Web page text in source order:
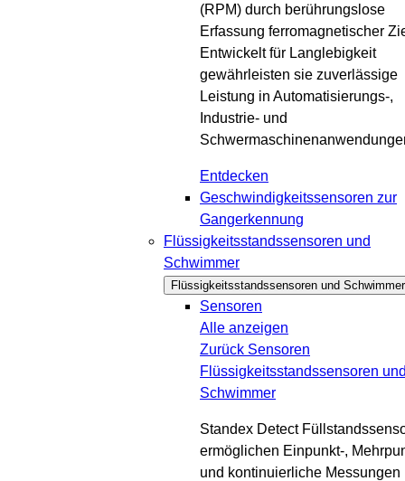
(RPM) durch berührungslose
Erfassung ferromagnetischer
Entwickelt für Langlebigkeit
gewährleisten sie zuverlässige
Leistung in Automatisierungs-,
Industrie- und
Entdecken
Geschwindigkeitssensoren zur
Gangerkennung
Flüssigkeitsstandssensoren und
Schwimmer
Flüssigkeitsstandssensoren und Schwimmer
Sensoren
Alle anzeigen
Zurück Sensoren
Flüssigkeitsstandssensoren
Schwimmer
Standex Detect
ermöglichen Einpunkt-,
und kontinuierliche Messungen